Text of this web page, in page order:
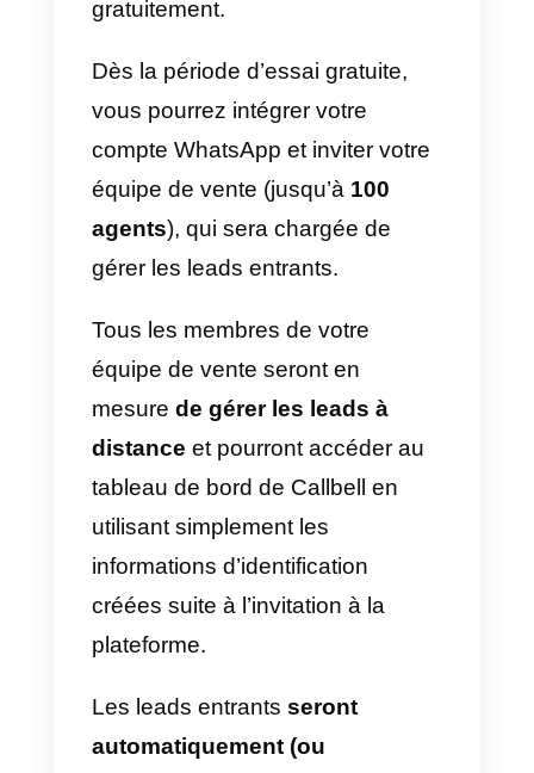
pour la possibilité de créer une
relation stable à long terme et
pour la plus grande probabilité de
fidélisation de la clientèle.
disposerez d’un outil puissant
pour gérer les leads acquis via
WhatsApp. Tout ce que vous
avez à faire est de créer un
compte Callbell gratuit et
d’essayer la plateforme
Dès la période d’essai gratuite,